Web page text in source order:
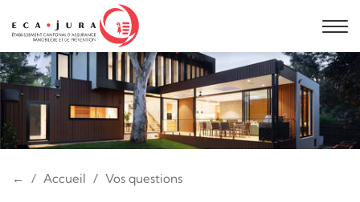
← Accueil Vos questions